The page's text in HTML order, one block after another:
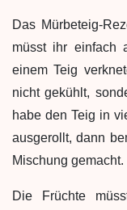
Das Mürbeteig-
müsst ihr einfach
einem Teig
nicht gekühlt,
habe den Teig in
ausgerollt, dann
Mischung gemacht.
Die Früchte